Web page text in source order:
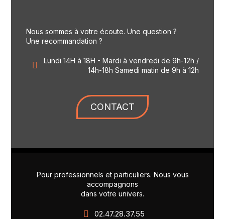
Nous sommes à votre écoute. Une question ?
Une recommandation ?
Lundi 14H à 18H - Mardi à vendredi de 9h-12h /
14h-18h Samedi matin de 9h à 12h
CONTACT
Pour professionnels et particuliers. Nous vous
accompagnons
dans votre univers.
02.47.28.37.55